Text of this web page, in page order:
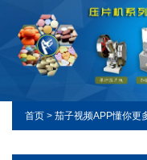
首页 > 茄子视频APP懂你更